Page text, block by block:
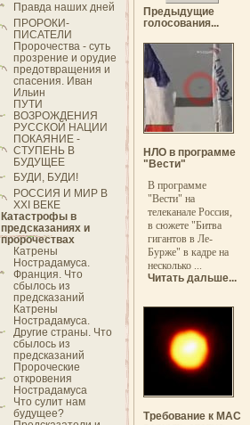
Правда наших дней
ПРОРОКИ-
ПИСАТЕЛИ
Пророчества - суть
прозрение и орудие
предотвращения и
спасения. Иван
Ильин
ПУТИ
ВОЗРОЖДЕНИЯ
РУССКОЙ НАЦИИ
ПОКАЯНИЕ -
СТУПЕНЬ В
БУДУЩЕЕ
БУДИ, БУДИ!
РОССИЯ И МИР В
XXI ВЕКЕ
Катастрофы в
предсказаниях и
пророчествах
Катрены
Нострадамуса.
Франция. Что
сбылось из
предсказаний
Катрены
Нострадамуса.
Другие страны. Что
сбылось из
предсказаний
Пророческие
откровения
Нострадамуса
Что сулит нам
будущее?
Предыдущие
голосования...
НЛО в программе
"Вести"
В программе
"Вести" на
телеканале Россия,
в сюжете "Битва
гигантов в Ле-
Бурже" в кадре на
несколько ...
Читать дальше...
Требование к МАС